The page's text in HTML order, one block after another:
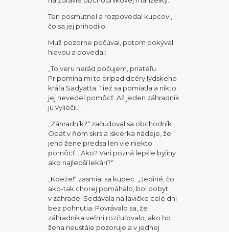
Ten posmutnel a rozpovedal kupcovi,
čo sa jej prihodilo.
Muž pozorne počúval, potom pokýval
hlavou a povedal:
„To veru nerád počujem, priateľu.
Pripomína mi to prípad dcéry lýdskeho
kráľa Sadyatta. Tiež sa pomiatla a nikto
jej nevedel pomôcť. Až jeden záhradník
ju vyliečil.“
„Záhradník?“ začudoval sa obchodník.
Opäť v ňom skrsla iskierka nádeje, že
jeho žene predsa len vie niekto
pomôcť. „Ako? Vari pozná lepšie byliny
ako najlepší lekári?“
„Kdeže!“ zasmial sa kupec. „Jediné, čo
ako-tak chorej pomáhalo, bol pobyt
v záhrade. Sedávala na lavičke celé dni
bez pohnutia. Povrávalo sa, že
záhradníka veľmi rozčuľovalo, ako ho
žena neustále pozoruje a v jednej